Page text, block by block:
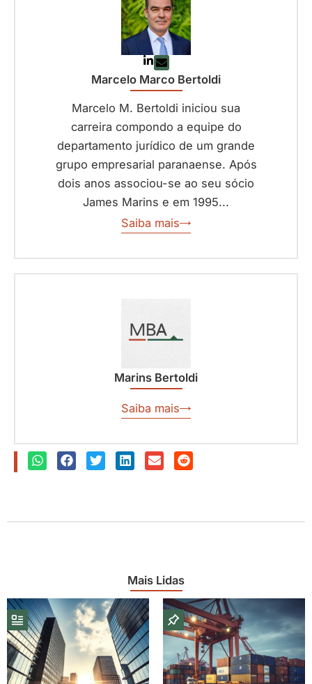
Marcelo Marco Bertoldi
Marcelo M. Bertoldi iniciou sua
carreira compondo a equipe do
departamento jurídico de um grande
grupo empresarial paranaense. Após
dois anos associou-se ao seu sócio
James Marins e em 1995...
Saiba mais
Marins Bertoldi
Saiba mais
Mais Lidas